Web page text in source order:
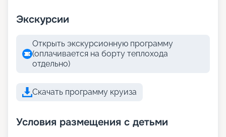
Экскурсии
Открыть экскурсионную программу
(оплачивается на борту теплохода
отдельно)
Скачать программу круиза
Условия размещения с детьми